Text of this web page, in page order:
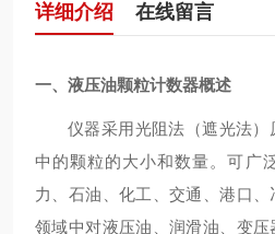
详细介绍 在线留言
一、 液压油颗粒计数器概述
仪器采用光阻法（遮光法
中的颗粒的大小和数量。可广
力、石油、化工、交通、港口
领域中对液压油、润滑油、变